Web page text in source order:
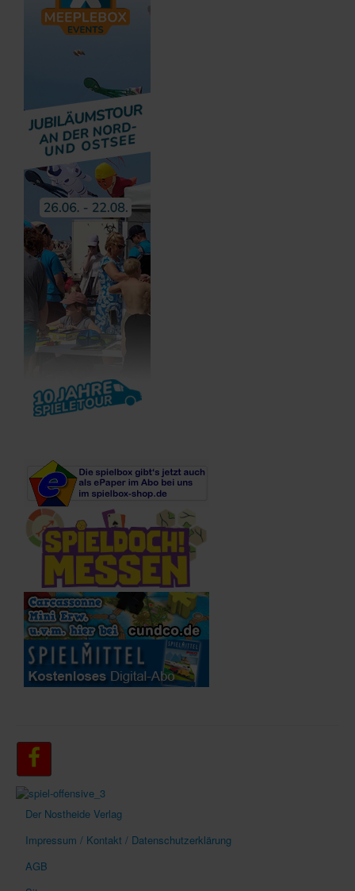
Der Nostheide Verlag
Impressum / Kontakt / Datenschutzerklärung
AGB